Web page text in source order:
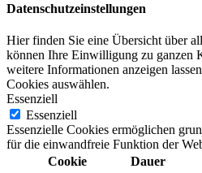
Datenschutzeinstellungen
Hier finden Sie eine Übersicht über
können Ihre Einwilligung zu ganzen
weitere Informationen anzeigen
Cookies auswählen.
Essenziell
Essenziell
Essenzielle Cookies ermöglichen
für die einwandfreie Funktion der
Cookie
Dauer